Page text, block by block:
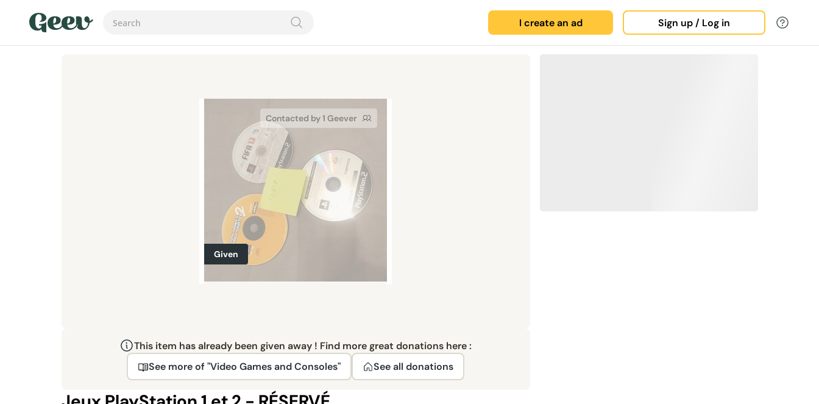
I create an ad Sign up / Log in
Contacted by 1 Geever
Given
This item has already been given away ! Find more great donations here :
See more of "Video Games and Consoles"
See all donations